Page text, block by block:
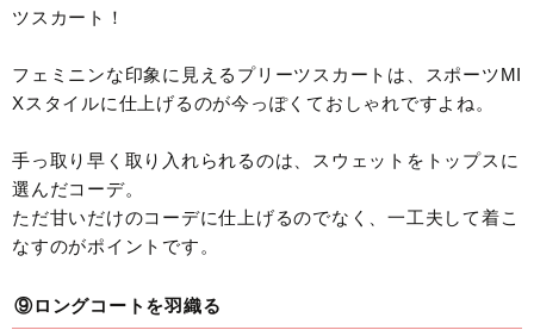
ツスカート！
フェミニンな印象に見えるプリーツスカートは、スポーツMI
Xスタイルに仕上げるのが今っぽくておしゃれですよね。
手っ取り早く取り入れられるのは、スウェットをトップスに
選んだコーデ。
ただ甘いだけのコーデに仕上げるのでなく、一工夫して着こ
なすのがポイントです。
⑨ロングコートを羽織る